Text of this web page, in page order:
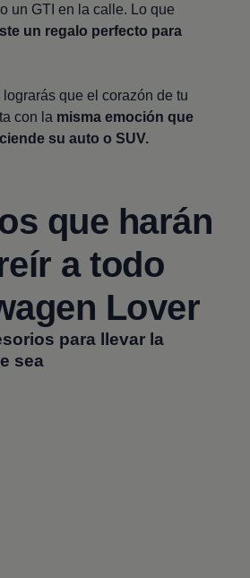
un GTI en la calle. Lo que
un regalo perfecto para
que el corazón de tu
con la misma emoción que
su auto o SUV.
que harán
a todo
Lover
para llevar la
sea